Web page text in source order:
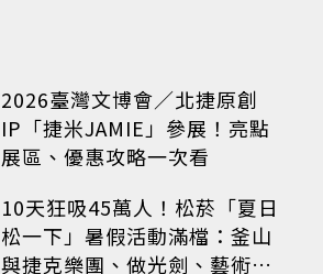
2026臺灣文博會／北捷原創
IP「捷米JAMIE」參展！亮點
展區、優惠攻略一次看
10天狂吸45萬人！松菸「夏日
松一下」暑假活動滿檔：釜山
與捷克樂團、做光劍、藝術窗